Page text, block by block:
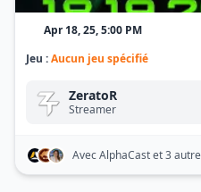
Apr 18, 25, 5:00 PM
Jeu :Aucun jeu spécifié
ZeratoR
Streamer
Avec AlphaCastet 3